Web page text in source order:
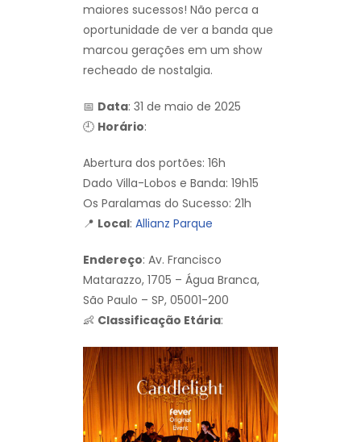
maiores sucessos! Não perca a
oportunidade de ver a banda que
marcou gerações em um show
recheado de nostalgia.
📅 Data: 31 de maio de 2025
🕘 Horário:
Abertura dos portões: 16h
Dado Villa-Lobos e Banda: 19h15
Os Paralamas do Sucesso: 21h
📍 Local: Allianz Parque
Endereço: Av. Francisco
Matarazzo, 1705 – Água Branca,
São Paulo – SP, 05001-200
👶 Classificação Etária: